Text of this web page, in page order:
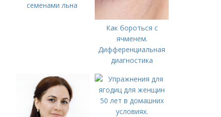
семенами льна
Как бороться с
ячменем.
Дифференциальная
диагностика